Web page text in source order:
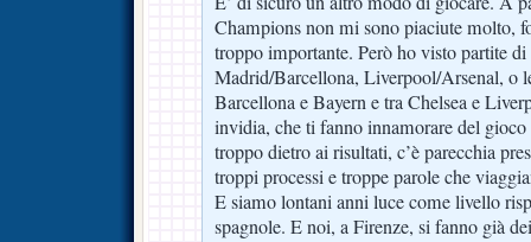
Champions non mi sono piaciute molto,
troppo importante. Però ho visto partite
Madrid/Barcellona, Liverpool/Arsenal, o
Barcellona e Bayern e tra Chelsea e
invidia, che ti fanno innamorare del
troppo dietro ai risultati, c’è parecchia
troppi processi e troppe parole che
E siamo lontani anni luce come livello
spagnole. E noi, a Firenze, si fanno già